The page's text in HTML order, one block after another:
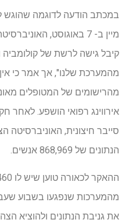
במכתב הודעה לדוגמה
מיין ב- 7 באוגוסט,
קיבל גישה לרשת של
מהמערכת שלנו", אך אמר כי
מהרישומים של המטופלים
אירווינג רפואי הושפע.
סייבר חיצונית,
הנתונים של 868,969 אנשים.
מהמערכות שנפגעו בשבוע
את גניבת הנתונים ולהוציא